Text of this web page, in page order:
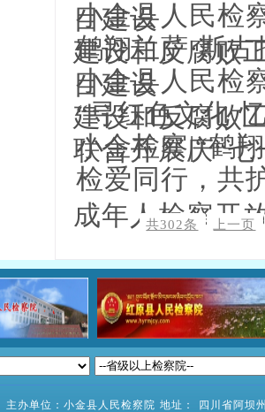
目建设
小金县人民检
建设和反腐败
鹤翔兰萨·斯
目建设
小金县人民检
建设和反腐败
“寻红色文化
联合开展庆“七
小金检察|“鹤
检爱同行，共
成年人检察开
共302条 上一页
主办单位：小金县人民检察院 地址： 四川省阿坝